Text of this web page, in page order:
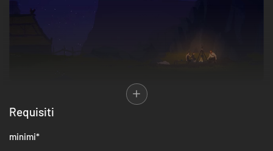
Combattimento basato su osservazione e reazione:
combattimento unico nel suo genere, incentrato su abilità e padronanza,
intelligente e attacca tatticamente con spada e armi da tiro in feroci
Requisiti
minimi*